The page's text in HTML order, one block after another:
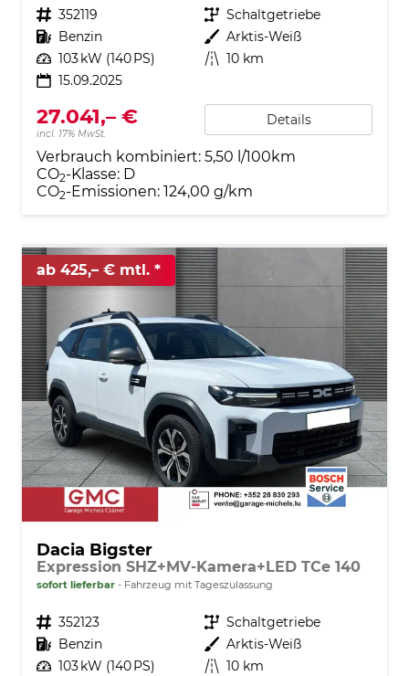
Fahrzeugnr. 352119 Getriebe Schaltgetriebe
Kraftstoff Benzin Außenfarbe Arktis-Weiß
Leistung 103 kW (140 PS) Kilometerstand 10 km
15.09.2025
27.041,– €
incl. 17% MwSt.
Details
Verbrauch kombiniert: 5,50 l/100km
CO2-Klasse: D
CO2-Emissionen: 124,00 g/km
ab 425,– € mtl.
Dacia Bigster
Expression SHZ+MV-Kamera+LED TCe 140
sofort lieferbar Fahrzeug mit Tageszulassung
Fahrzeugnr. 352123 Getriebe Schaltgetriebe
Kraftstoff Benzin Außenfarbe Arktis-Weiß
Leistung 103 kW (140 PS) Kilometerstand 10 km